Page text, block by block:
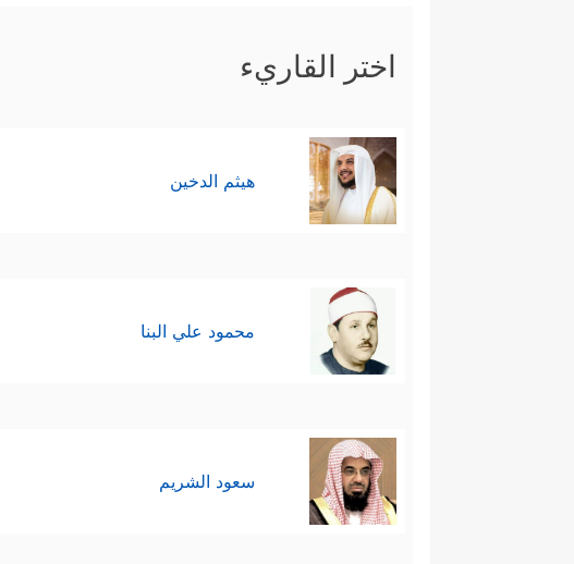
اختر القاريء
هيثم الدخين
محمود علي البنا
سعود الشريم